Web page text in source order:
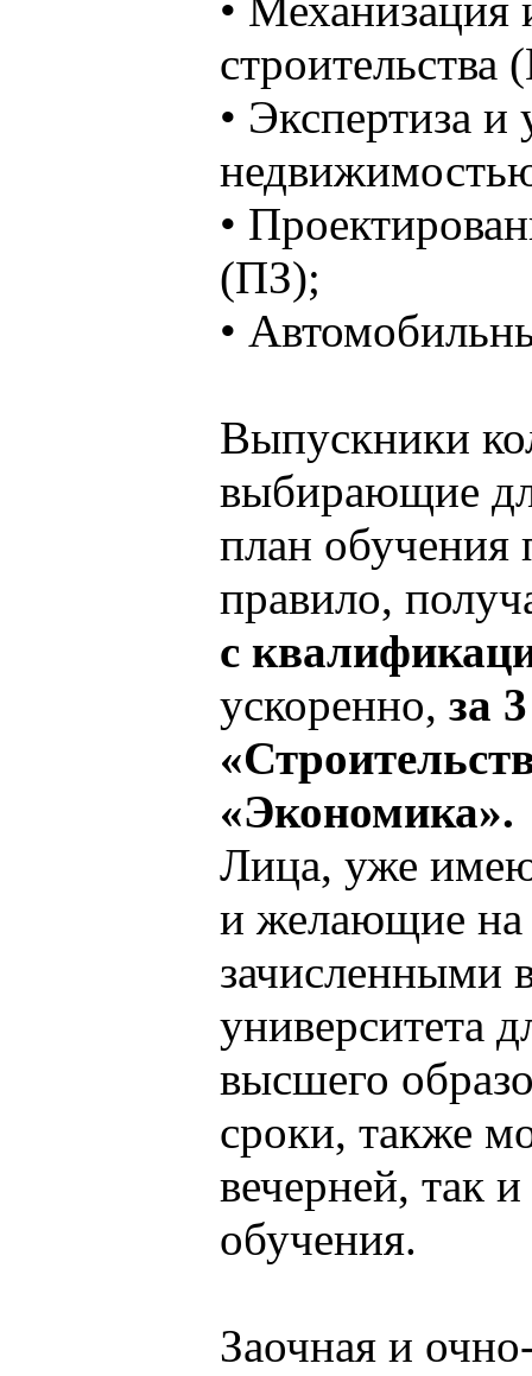
• Экспертиза и
•
(ПЗ);
•
Выпускники
выбирающие
план обучения
правило,
с
ускоренно, за
«Экономика».
Лица, уже
и желающие на
зачисленными
университета
высшего
сроки, также
вечерней, так
обучения.
Заочная и